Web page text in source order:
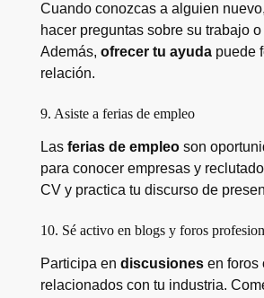
Cuando conozcas a alguien
hacer preguntas sobre su trabajo
Además, ofrecer tu ayudapuede
relación.
9. Asiste a ferias de empleo
Las ferias de empleoson
para conocer empresas y
CV y practica tu discurso de
10. Sé activo en blogs y foros
Participa en discusionesen foros
relacionados con tu industria.